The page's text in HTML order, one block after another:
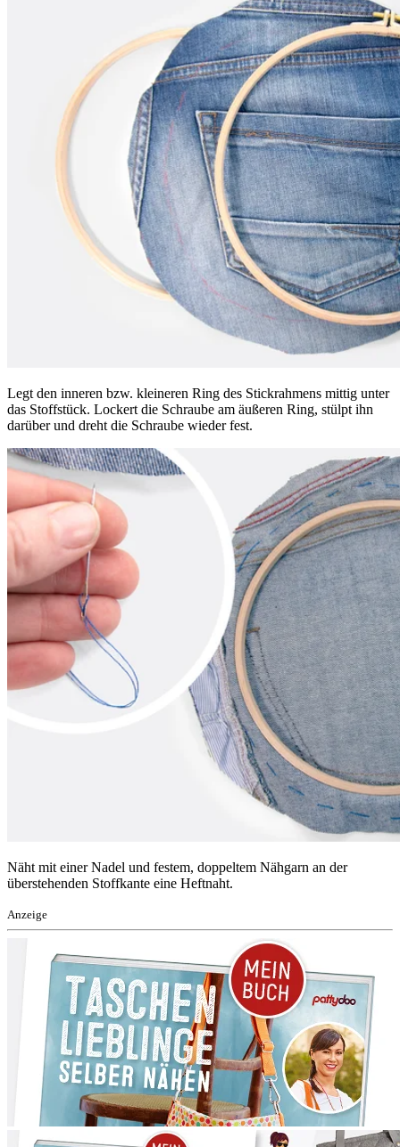
Legt den inneren bzw. kleineren Ring des Stickrahmens mittig unter
das Stoffstück. Lockert die Schraube am äußeren Ring, stülpt ihn
darüber und dreht die Schraube wieder fest.
Näht mit einer Nadel und festem, doppeltem Nähgarn an der
überstehenden Stoffkante eine Heftnaht.
Anzeige